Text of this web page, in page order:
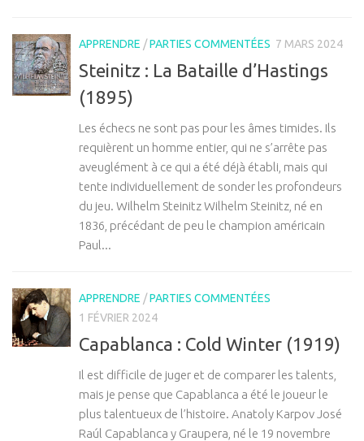
APPRENDRE /PARTIES COMMENTÉES 7 MARS 2024
Steinitz : La Bataille d’Hastings
(1895)
Les échecs ne sont pas pour les âmes timides. Ils
requièrent un homme entier, qui ne s’arrête pas
aveuglément à ce qui a été déjà établi, mais qui
tente individuellement de sonder les profondeurs
du jeu. Wilhelm Steinitz Wilhelm Steinitz, né en
1836, précédant de peu le champion américain
Paul...
APPRENDRE /PARTIES COMMENTÉES
1 FÉVRIER 2024
Capablanca : Cold Winter (1919)
Il est difficile de juger et de comparer les talents,
mais je pense que Capablanca a été le joueur le
plus talentueux de l’histoire. Anatoly Karpov José
Raúl Capablanca y Graupera, né le 19 novembre